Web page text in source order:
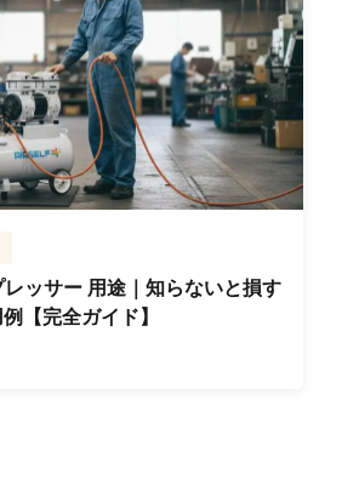
ッサー 用途｜知らないと損す
【完全ガイド】